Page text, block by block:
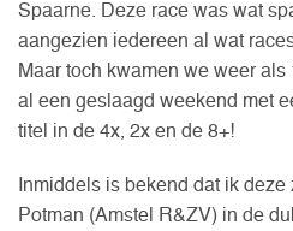
Spaarne. Deze race was wat
aangezien iedereen al wat
Maar toch kwamen we weer als
al een geslaagd weekend met
titel in de 4x, 2x en de 8+!
Inmiddels is bekend dat ik
Potman (Amstel R&ZV) in de